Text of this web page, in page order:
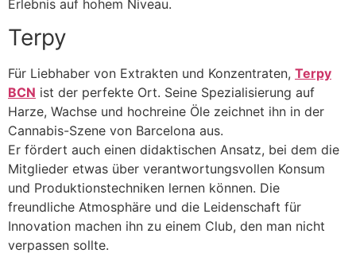
Erlebnis auf hohem Niveau.
Terpy
Für Liebhaber von Extrakten und Konzentraten, Terpy
BCN ist der perfekte Ort. Seine Spezialisierung auf
Harze, Wachse und hochreine Öle zeichnet ihn in der
Cannabis-Szene von Barcelona aus.
Er fördert auch einen didaktischen Ansatz, bei dem die
Mitglieder etwas über verantwortungsvollen Konsum
und Produktionstechniken lernen können. Die
freundliche Atmosphäre und die Leidenschaft für
Innovation machen ihn zu einem Club, den man nicht
verpassen sollte.